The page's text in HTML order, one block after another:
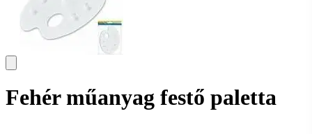
Fehér műanyag festő paletta